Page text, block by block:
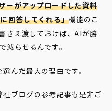
ーがアップロードした資料
回答してくれる」機能のこ
さえ渡しておけば、AIが勝
減らせる んです。
んだ最大の理由です。
社ブログの参考記事も是非ご